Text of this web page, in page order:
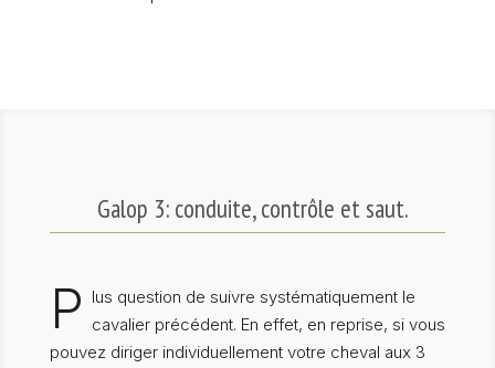
Galop 3: conduite, contrôle et saut.
P lus question de suivre systématiquement le
cavalier précédent. En effet, en reprise, si vous
pouvez diriger individuellement votre cheval aux 3